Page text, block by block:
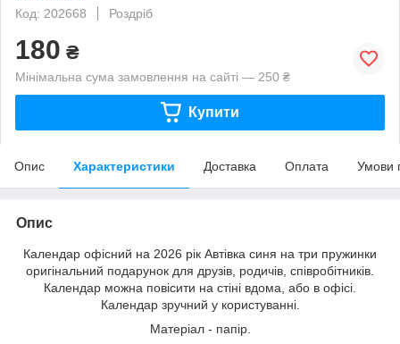
Код: 202668
Роздріб
180 ₴
Мінімальна сума замовлення на сайті — 250 ₴
Купити
Опис Характеристики Доставка Оплата Умови
Опис
Календар офісний на 2026 рік Автівка синя на три пружинки
оригінальний подарунок для друзів, родичів, співробітників.
Календар можна повісити на стіні вдома, або в офісі.
Календар зручний у користуванні.
Матеріал - папір.